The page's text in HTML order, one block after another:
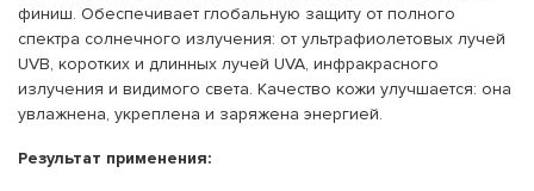
финиш. Обеспечивает глобальную защиту от полного
спектра солнечного излучения: от ультрафиолетовых лучей
UVB, коротких и длинных лучей UVA, инфракрасного
излучения и видимого света. Качество кожи улучшается: она
увлажнена, укреплена и заряжена энергией.
Результат применения: